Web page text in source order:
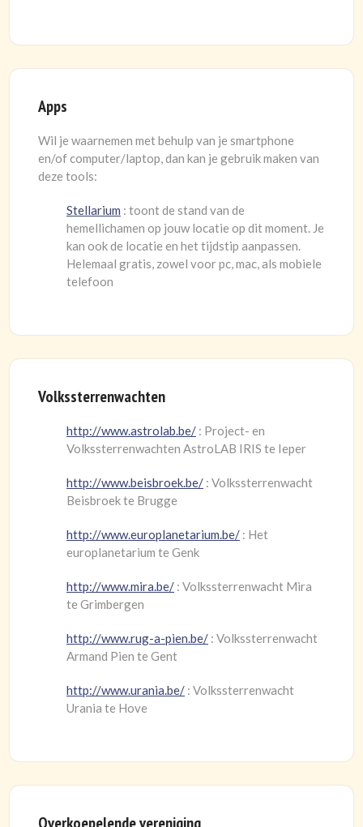
Apps
Wil je waarnemen met behulp van je smartphone
en/of computer/laptop, dan kan je gebruik maken van
deze tools:
Stellarium : toont de stand van de
hemellichamen op jouw locatie op dit moment. Je
kan ook de locatie en het tijdstip aanpassen.
Helemaal gratis, zowel voor pc, mac, als mobiele
telefoon
Volkssterrenwachten
http://www.astrolab.be/ : Project- en
Volkssterrenwachten AstroLAB IRIS te Ieper
http://www.beisbroek.be/ : Volkssterrenwacht
Beisbroek te Brugge
http://www.europlanetarium.be/ : Het
europlanetarium te Genk
http://www.mira.be/ : Volkssterrenwacht Mira
te Grimbergen
http://www.rug-a-pien.be/ : Volkssterrenwacht
Armand Pien te Gent
http://www.urania.be/ : Volkssterrenwacht
Urania te Hove